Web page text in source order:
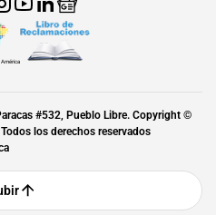
América
#532, Pueblo Libre. Copyright ©
los derechos reservados